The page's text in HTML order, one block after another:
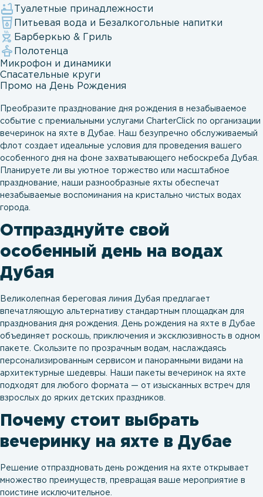
Туалетные принадлежности
Питьевая вода и Безалкогольные напитки
Барберкью & Гриль
Полотенца
Микрофон и динамики
Спасательные круги
Промо на День Рождения
Преобразите празднование дня рождения в незабываемое
событие с премиальными услугами CharterClick по организации
вечеринок на яхте в Дубае. Наш безупречно обслуживаемый
флот создает идеальные условия для проведения вашего
особенного дня на фоне захватывающего небоскреба Дубая.
Планируете ли вы уютное торжество или масштабное
празднование, наши разнообразные яхты обеспечат
незабываемые воспоминания на кристально чистых водах
города.
Отпразднуйте свой
особенный день на водах
Дубая
Великолепная береговая линия Дубая предлагает
впечатляющую альтернативу стандартным площадкам для
празднования дня рождения. День рождения на яхте в Дубае
объединяет роскошь, приключения и эксклюзивность в одном
пакете. Скользите по прозрачным водам, наслаждаясь
персонализированным сервисом и панорамными видами на
архитектурные шедевры. Наши пакеты вечеринок на яхте
подходят для любого формата — от изысканных встреч для
взрослых до ярких детских праздников.
Почему стоит выбрать
вечеринку на яхте в Дубае
Решение отпраздновать день рождения на яхте открывает
множество преимуществ, превращая ваше мероприятие в
поистине исключительное.